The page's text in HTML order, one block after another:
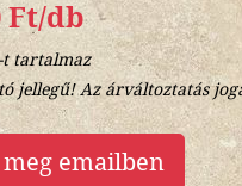
Ft/db
t tartalmaz
jellegű! Az árváltoztatás
emailben